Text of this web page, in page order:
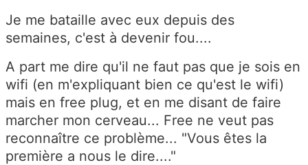
Je me bataille avec eux depuis des
semaines, c'est à devenir fou....
A part me dire qu'il ne faut pas que je sois en
wifi (en m'expliquant bien ce qu'est le wifi)
mais en free plug, et en me disant de faire
marcher mon cerveau... Free ne veut pas
reconnaître ce problème... "Vous êtes la
première a nous le dire...."